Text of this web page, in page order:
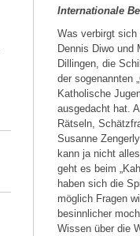
Internationale
Was verbirgt sich
Dennis Diwo und
Dillingen, die
der sogenannten
Katholische
ausgedacht hat.
Rätseln,
Susanne
kann ja nicht
geht es beim
haben sich die
möglich Fragen
besinnlicher
Wissen über die